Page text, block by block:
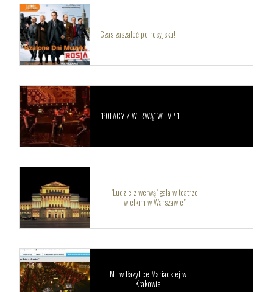
Czas zaszaleć po rosyjsku!
"POLACY Z WERWĄ" W TVP 1.
"Ludzie z werwą" gala w teatrze
wielkim w Warszawie"
MT w Bazylice Mariackiej w
Krakowie